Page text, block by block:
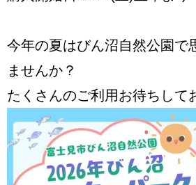
今年の夏はびん沼自然公園で
ませんか？
たくさんのご利用お待ちして